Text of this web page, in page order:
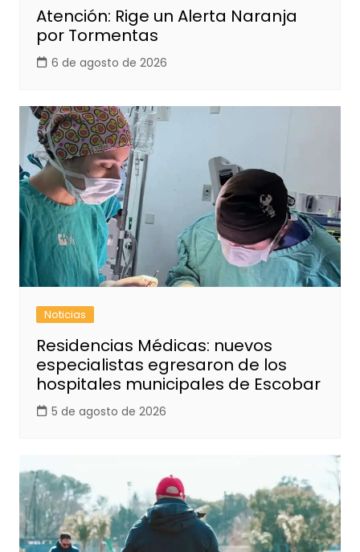
Atención: Rige un Alerta Naranja
por Tormentas
6 de agosto de 2026
Noticias
Residencias Médicas: nuevos
especialistas egresaron de los
hospitales municipales de Escobar
5 de agosto de 2026